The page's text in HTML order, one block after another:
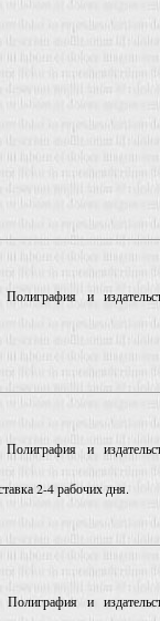
и
и
2-4 рабочих дня.
и